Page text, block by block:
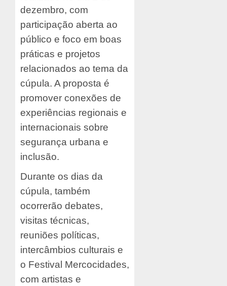
dezembro, com
participação aberta ao
público e foco em boas
práticas e projetos
relacionados ao tema da
cúpula. A proposta é
promover conexões de
experiências regionais e
internacionais sobre
segurança urbana e
inclusão.
Durante os dias da
cúpula, também
ocorrerão debates,
visitas técnicas,
reuniões políticas,
intercâmbios culturais e
o Festival Mercocidades,
com artistas e